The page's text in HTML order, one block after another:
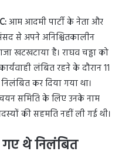
आम आदमी पार्टी के नेता और
से अपने अनिश्चितकालीन
खटखटाया है। राघव चड्ढा को
लंबित रहने के दौरान 11
कर दिया गया था।
समिति के लिए उनके नाम
की सहमति नहीं ली गई थी।
गए थे निलंबित